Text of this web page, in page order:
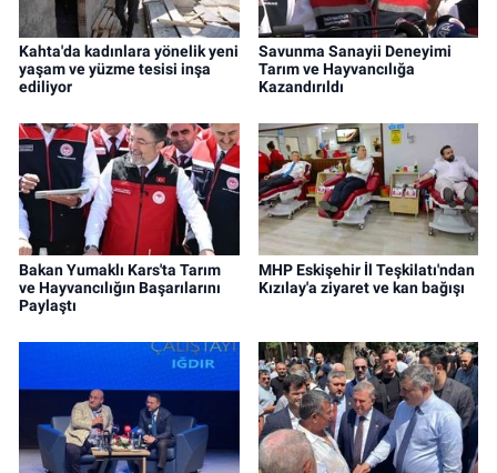
Kahta'da kadınlara yönelik yeni
yaşam ve yüzme tesisi inşa
ediliyor
Savunma Sanayii Deneyimi
Tarım ve Hayvancılığa
Kazandırıldı
Bakan Yumaklı Kars'ta Tarım
ve Hayvancılığın Başarılarını
Paylaştı
MHP Eskişehir İl Teşkilatı'ndan
Kızılay'a ziyaret ve kan bağışı